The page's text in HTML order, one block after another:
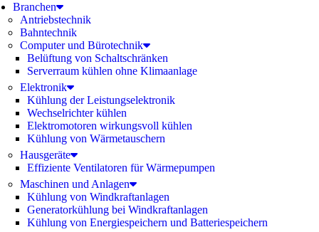
Branchen
Antriebstechnik
Bahntechnik
Computer und Bürotechnik
Belüftung von Schaltschränken
Serverraum kühlen ohne Klimaanlage
Elektronik
Kühlung der Leistungselektronik
Wechselrichter kühlen
Elektromotoren wirkungsvoll kühlen
Kühlung von Wärmetauschern
Hausgeräte
Effiziente Ventilatoren für Wärmepumpen
Maschinen und Anlagen
Kühlung von Windkraftanlagen
Generatorkühlung bei Windkraftanlagen
Kühlung von Energiespeichern und Batteriespeichern